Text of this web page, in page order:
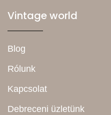
Vintage world
Blog
Rólunk
Kapcsolat
Debreceni üzletünk